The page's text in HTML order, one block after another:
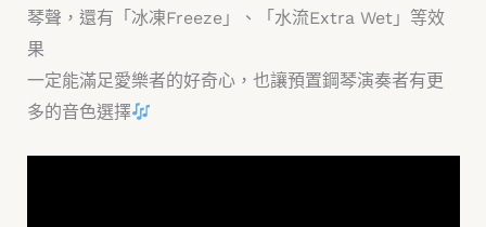
琴聲，還有「冰凍Freeze」、「水流Extra Wet」等效
果
一定能滿足愛樂者的好奇心，也讓預置鋼琴演奏者有更
多的音色選擇